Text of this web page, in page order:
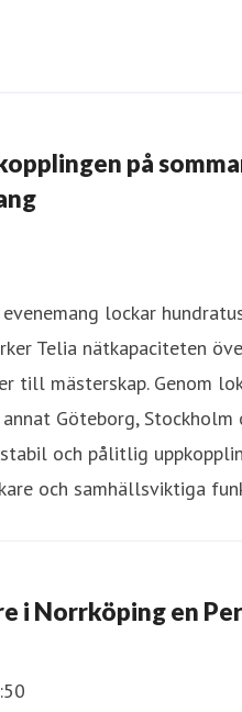
på
lockar
Telia nätkapaciteten
till mästerskap. Genom
Göteborg, Stockholm
och pålitlig
och samhällsviktiga
i Norrköping en